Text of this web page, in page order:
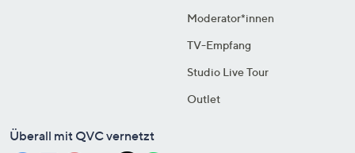
Moderator*innen
TV-Empfang
Studio Live Tour
Outlet
Überall mit QVC vernetzt